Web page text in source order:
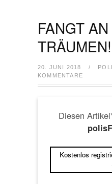
FANGT
TRÄUMEN!
20. JUNI 2018 /
KOMMENTARE
Diesen
Kostenlos